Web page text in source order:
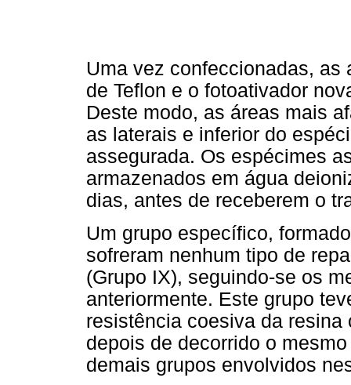
Uma vez confeccionadas, as
de Teflon e o fotoativador
Deste modo, as áreas mais
as laterais e inferior do
assegurada. Os espécimes
armazenados em água
dias, antes de receberem o
Um grupo específico,
sofreram nenhum tipo de
(Grupo IX), seguindo-se os
anteriormente. Este grupo
resistência coesiva da
depois de decorrido o
demais grupos envolvidos